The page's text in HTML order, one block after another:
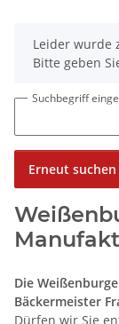
xLeider wurde
Bitte geben
Suchbegriff
Erneut suchen
Die
Bäckermeister
Dürfen wir Sie